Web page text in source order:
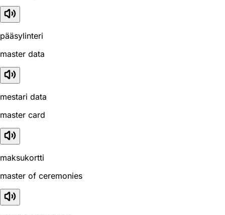
pääsylinteri
master data
mestari data
master card
maksukortti
master of ceremonies